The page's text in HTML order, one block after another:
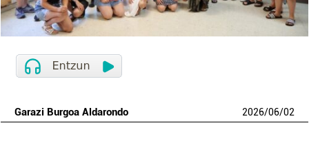
Garazi Burgoa Aldarondo 2026/06/02